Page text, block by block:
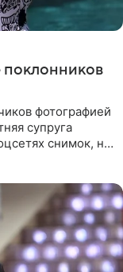
фотографией
супруга
снимок, на